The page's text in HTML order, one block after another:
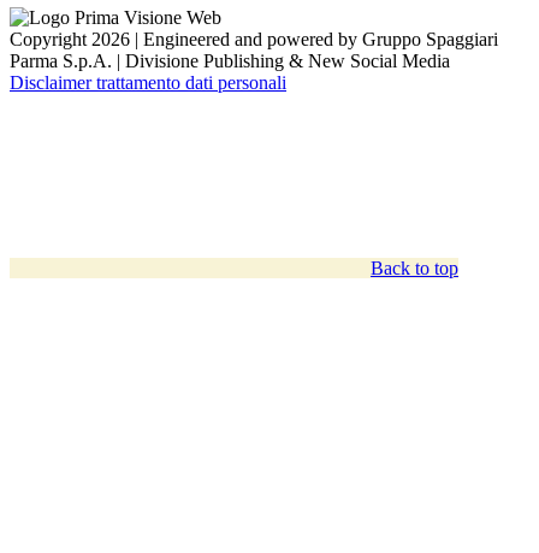
Copyright 2026 | Engineered and powered by Gruppo Spaggiari
Parma S.p.A. | Divisione Publishing & New Social Media
Disclaimer trattamento dati personali
Back to top